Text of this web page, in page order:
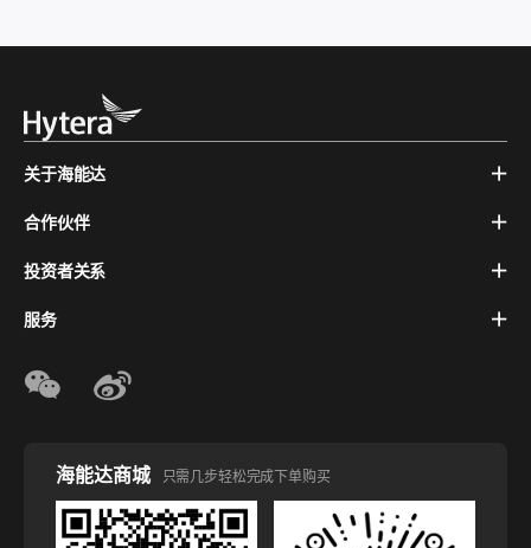
关于海能达
合作伙伴
投资者关系
服务
海能达商城 只需几步轻松完成下单购买